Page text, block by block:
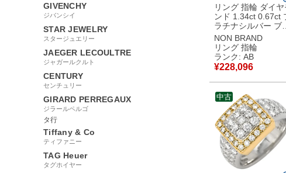
GIVENCHY
ジバンシイ
STAR JEWELRY
スタージュエリー
JAEGER LECOULTRE
ジャガールクルト
CENTURY
センチュリー
GIRARD PERREGAUX
ジラールペルゴ
タ行
Tiffany & Co
ティファニー
TAG Heuer
タグホイヤー
リング 指輪 ダイヤ
ンド 1.34ct 0.67ct
ラチナシルバー ブリ
リアントカット フラ
ワー 花モチーフ プ
チナ 10号 【中古】
中古品
NON BRAND
リング 指輪
ランク: AB
¥228,096
中古